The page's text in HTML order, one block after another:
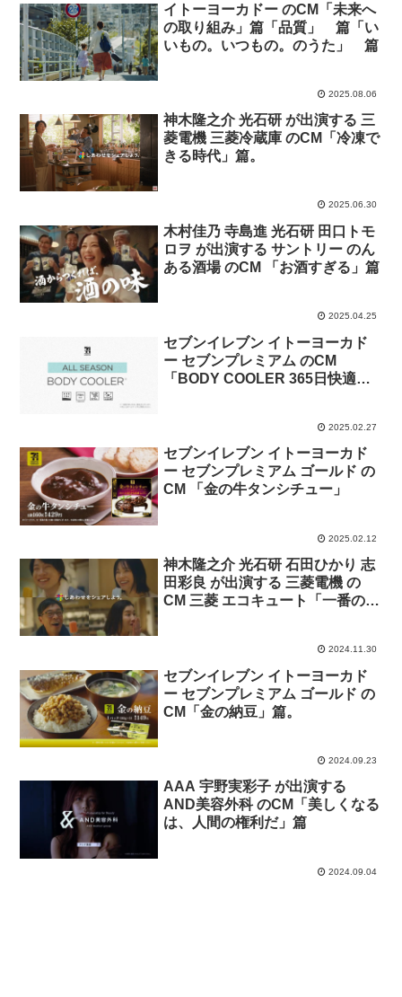
イトーヨーカドー のCM「未来へ
の取り組み」篇「品質」 篇「い
いもの。いつもの。のうた」 篇
2025.08.06
神木隆之介 光石研 が出演する 三
菱電機 三菱冷蔵庫 のCM「冷凍で
きる時代」篇。
2025.06.30
木村佳乃 寺島進 光石研 田口トモ
ロヲ が出演する サントリー のん
ある酒場 のCM 「お酒すぎる」篇
2025.04.25
セブンイレブン イトーヨーカド
ー セブンプレミアム のCM
「BODY COOLER 365日快適サ
2025.02.27
セブンイレブン イトーヨーカド
ー セブンプレミアム ゴールド の
CM 「金の牛タンシチュー」
2025.02.12
神木隆之介 光石研 石田ひかり 志
田彩良 が出演する 三菱電機 の
CM 三菱 エコキュート「一番のお
2024.11.30
セブンイレブン イトーヨーカド
ー セブンプレミアム ゴールド の
CM「金の納豆」篇。
2024.09.23
AAA 宇野実彩子 が出演する
AND美容外科 のCM「美しくなる
は、人間の権利だ」篇
2024.09.04